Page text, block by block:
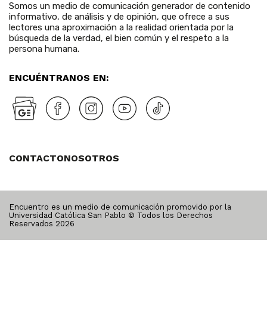
Somos un medio de comunicación generador de contenido
informativo, de análisis y de opinión, que ofrece a sus
lectores una aproximación a la realidad orientada por la
búsqueda de la verdad, el bien común y el respeto a la
persona humana.
ENCUÉNTRANOS EN:
CONTACTONOSOTROS
Encuentro es un medio de comunicación promovido por la
Universidad Católica San Pablo © Todos los Derechos
Reservados 2026